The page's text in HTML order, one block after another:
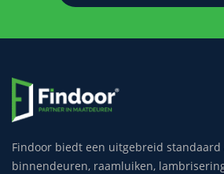
Findoor biedt een uitgebreid
binnendeuren, raamluiken,